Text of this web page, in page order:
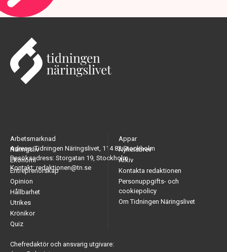
Adress: Tidningen Näringslivet, 114 82 Stockholm
Besöksadress: Storgatan 19, Stockholm
Kontakt: redaktionen@tn.se
Arbetsmarknad
Näringsliv
Ekonomi
Entreprenörskap
Opinion
Hållbarhet
Utrikes
Krönikor
Quiz
Appar
Nyhetsbrev
Arkiv
Kontakta redaktionen
Personuppgifts- och
cookiepolicy
Om Tidningen Näringslivet
Chefredaktör och ansvarig utgivare: